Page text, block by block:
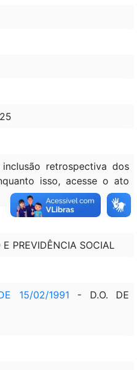
retrospectiva dos
isso, acesse o ato
PREVIDÊNCIA SOCIAL
15/02/1991 - D.O. DE